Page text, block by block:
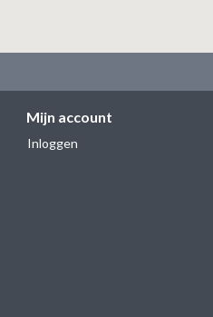
Mijn account
Inloggen